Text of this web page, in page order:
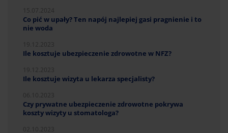
Co pić w upały? Ten napój najlepiej gasi pragnienie i to
nie woda
Ile kosztuje ubezpieczenie zdrowotne w NFZ?
Ile kosztuje wizyta u lekarza specjalisty?
Czy prywatne ubezpieczenie zdrowotne pokrywa
koszty wizyty u stomatologa?